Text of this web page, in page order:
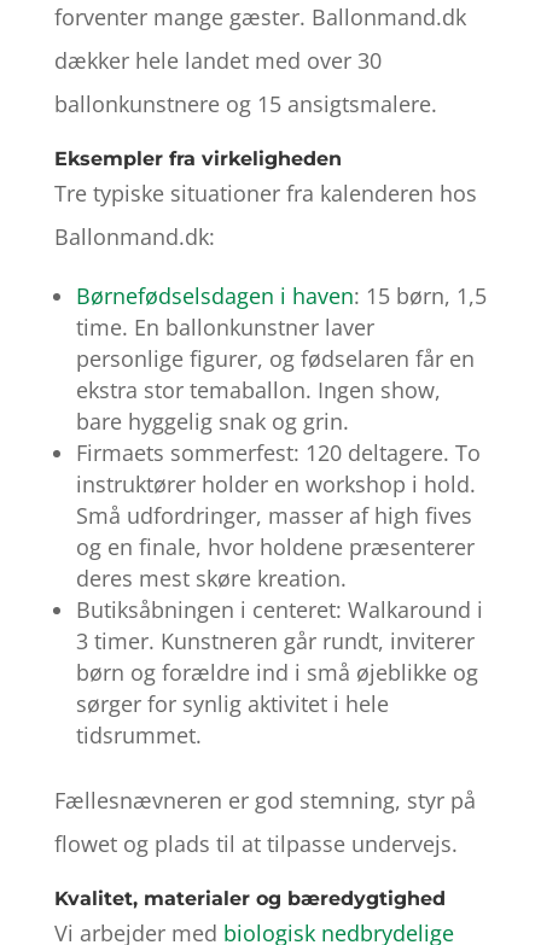
forventer mange gæster. Ballonmand.dk
dækker hele landet med over 30
ballonkunstnere og 15 ansigtsmalere.
Eksempler fra virkeligheden
Tre typiske situationer fra kalenderen hos
Ballonmand.dk:
Børnefødselsdagen i haven: 15 børn, 1,5
time. En ballonkunstner laver
personlige figurer, og fødselaren får en
ekstra stor temaballon. Ingen show,
bare hyggelig snak og grin.
Firmaets sommerfest: 120 deltagere. To
instruktører holder en workshop i hold.
Små udfordringer, masser af high fives
og en finale, hvor holdene præsenterer
deres mest skøre kreation.
Butiksåbningen i centeret: Walkaround i
3 timer. Kunstneren går rundt, inviterer
børn og forældre ind i små øjeblikke og
sørger for synlig aktivitet i hele
tidsrummet.
Fællesnævneren er god stemning, styr på
flowet og plads til at tilpasse undervejs.
Kvalitet, materialer og bæredygtighed
Vi arbejder med biologisk nedbrydelige